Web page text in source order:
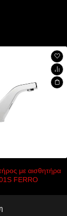
με αισθητήρα
FERRO